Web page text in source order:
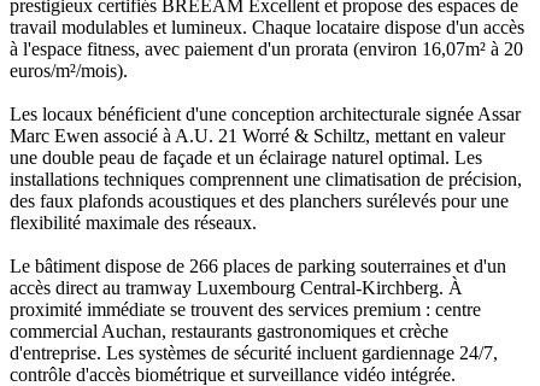
prestigieux certifiés BREEAM Excellent et propose des espaces de
travail modulables et lumineux. Chaque locataire dispose d'un accès
à l'espace fitness, avec paiement d'un prorata (environ 16,07m² à 20
euros/m²/mois).
Les locaux bénéficient d'une conception architecturale signée Assar
Marc Ewen associé à A.U. 21 Worré & Schiltz, mettant en valeur
une double peau de façade et un éclairage naturel optimal. Les
installations techniques comprennent une climatisation de précision,
des faux plafonds acoustiques et des planchers surélevés pour une
flexibilité maximale des réseaux.
Le bâtiment dispose de 266 places de parking souterraines et d'un
accès direct au tramway Luxembourg Central-Kirchberg. À
proximité immédiate se trouvent des services premium : centre
commercial Auchan, restaurants gastronomiques et crèche
d'entreprise. Les systèmes de sécurité incluent gardiennage 24/7,
contrôle d'accès biométrique et surveillance vidéo intégrée.